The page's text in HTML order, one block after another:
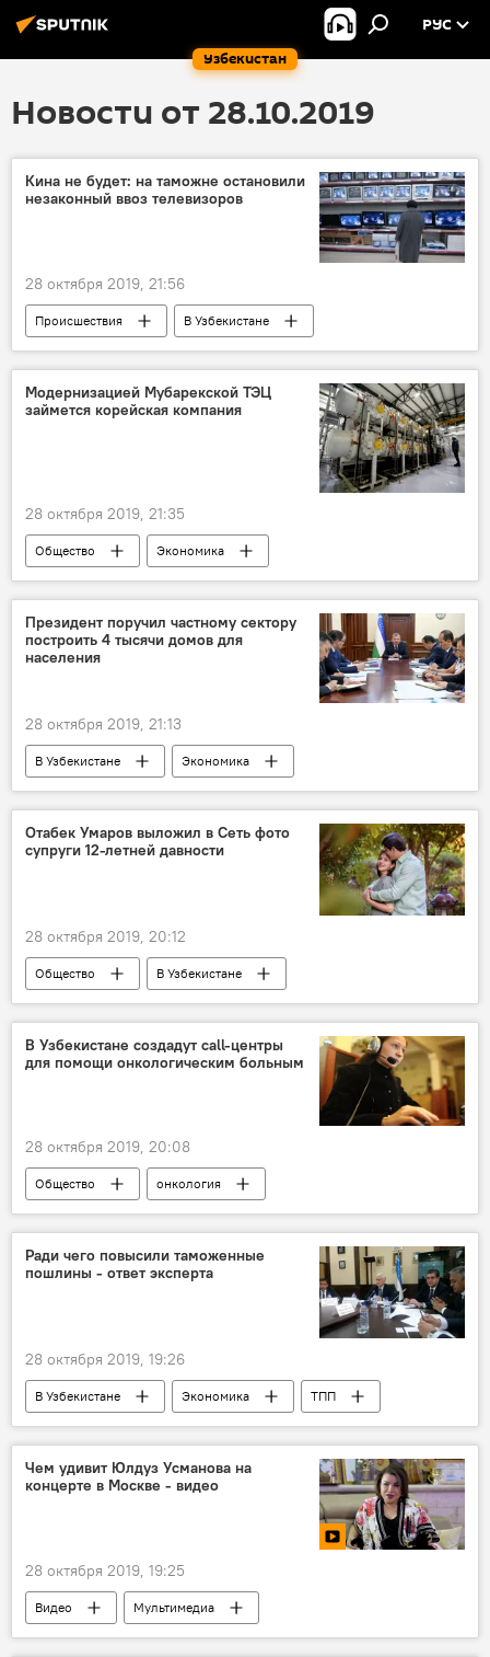
Узбекистан
РУС
Новости от 28.10.2019
Кина не будет: на таможне остановили
незаконный ввоз телевизоров
28 октября 2019, 21:56
Происшествия
В Узбекистане
Общество
контрабанда
Таможенный комитет при Министерстве экономики и финансов Республики Узбекистан
пост
Узбекистан
правонарушение
Модернизацией Мубарекской ТЭЦ
займется корейская компания
28 октября 2019, 21:35
Общество
Экономика
В Узбекистане
В мире
Мубарек
меморандум
модернизация
Президент поручил частному сектору
построить 4 тысячи домов для
населения
28 октября 2019, 21:13
В Узбекистане
Экономика
Общество
президент Узбекистана
ипотека
Строительство
жилье
малообеспеченные семьи
Узбекистан
Отабек Умаров выложил в Сеть фото
супруги 12-летней давности
28 октября 2019, 20:12
Общество
В Узбекистане
президент Узбекистана
семья
В Узбекистане создадут call-центры
для помощи онкологическим больным
28 октября 2019, 20:08
Общество
онкология
лечение онкологии
телефон
телефон доверия
Ради чего повысили таможенные
пошлины - ответ эксперта
28 октября 2019, 19:26
В Узбекистане Экономика
ТПП
Таможенный комитет при Министерстве экономики и финансов Республики Узбекистан
Встреча Брифинг
Чем удивит Юлдуз Усманова на
концерте в Москве - видео
28 октября 2019, 19:25
Видео
Мультимедиа
Юлдуз Усманова
Концерт